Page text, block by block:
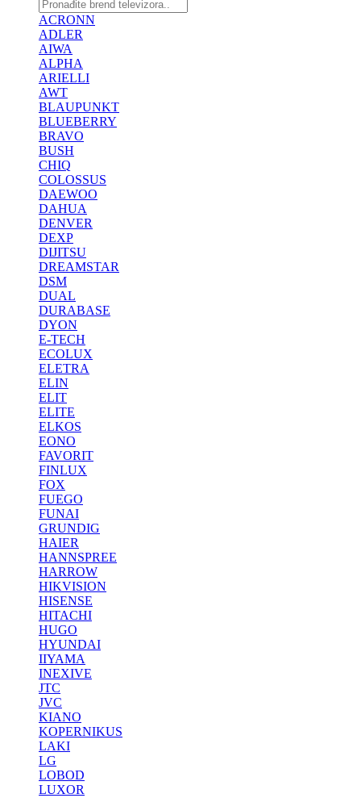
ACRONN
ADLER
AIWA
ALPHA
ARIELLI
AWT
BLAUPUNKT
BLUEBERRY
BRAVO
BUSH
CHIQ
COLOSSUS
DAEWOO
DAHUA
DENVER
DEXP
DIJITSU
DREAMSTAR
DSM
DUAL
DURABASE
DYON
E-TECH
ECOLUX
ELETRA
ELIN
ELIT
ELITE
ELKOS
EONO
FAVORIT
FINLUX
FOX
FUEGO
FUNAI
GRUNDIG
HAIER
HANNSPREE
HARROW
HIKVISION
HISENSE
HITACHI
HUGO
HYUNDAI
IIYAMA
INEXIVE
JTC
JVC
KIANO
KOPERNIKUS
LAKI
LG
LOBOD
LUXOR